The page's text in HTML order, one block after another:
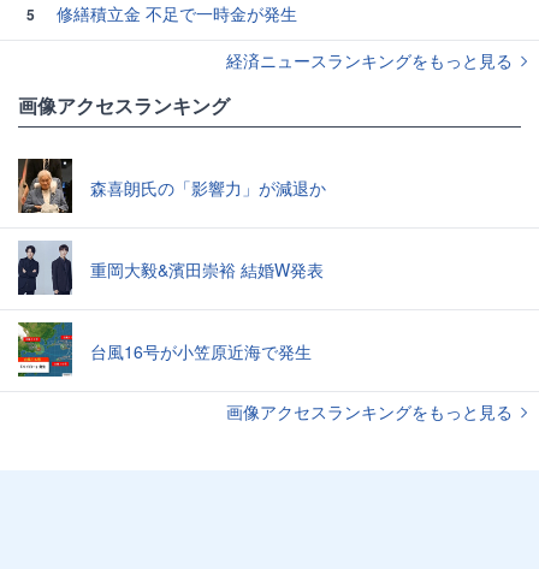
5
修繕積立金 不足で一時金が発生
経済ニュースランキングをもっと見る
画像アクセスランキング
森喜朗氏の「影響力」が減退か
重岡大毅&濱田崇裕 結婚W発表
台風16号が小笠原近海で発生
画像アクセスランキングをもっと見る